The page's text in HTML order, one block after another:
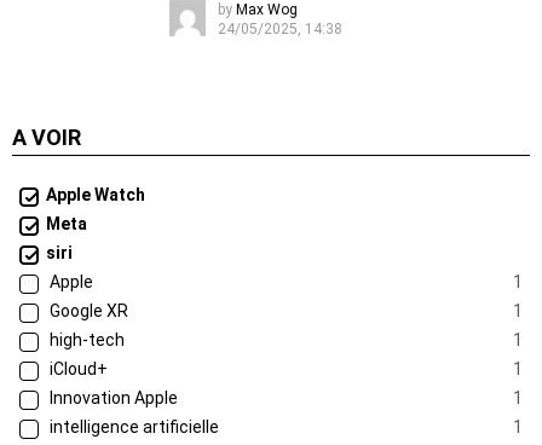
by Max Wog
24/05/2025, 14:38
A VOIR
Apple Watch
Meta
siri
Apple
1
Google XR
1
high-tech
1
iCloud+
1
Innovation Apple
1
intelligence artificielle
1